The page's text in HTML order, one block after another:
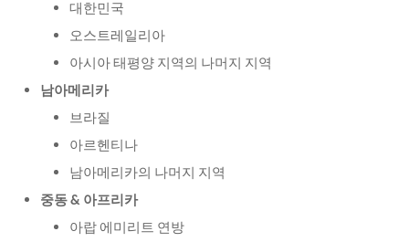
대한민국
오스트레일리아
아시아 태평양 지역의 나머지 지역
남아메리카
브라질
아르헨티나
남아메리카의 나머지 지역
중동 & 아프리카
아랍 에미리트 연방